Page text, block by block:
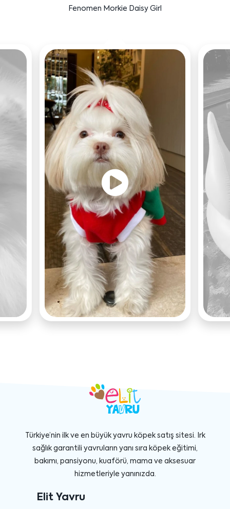
Bensu Soral'ın dostu Bruno
Türkiye’nin ilk ve en büyük yavru köpek satış sitesi. Irk
sağlık garantili yavruların yanı sıra köpek eğitimi,
bakımı, pansiyonu, kuaförü, mama ve aksesuar
hizmetleriyle yanınızda.
Elit Yavru